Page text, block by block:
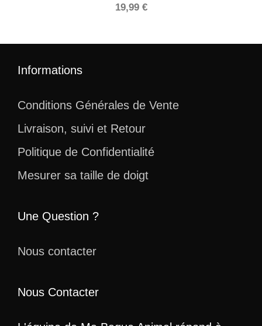
19,99 €
Informations
Conditions Générales de Vente
Livraison, suivi et Retour
Politique de Confidentialité
Mesurer sa taille de doigt
Une Question ?
Nous contacter
Nous Contacter